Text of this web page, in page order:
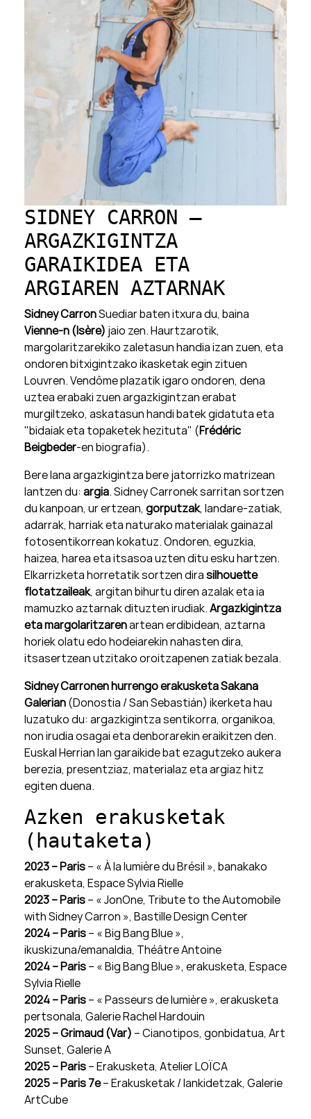
SIDNEY CARRON –
ARGAZKIGINTZA
GARAIKIDEA ETA
ARGIAREN AZTARNAK
Sidney CarronSuediar baten itxura du, baina
Vienne-n (Isère) jaio zen. Haurtzarotik,
margolaritzarekiko zaletasun handia izan zuen, eta
ondoren bitxigintzako ikasketak egin zituen
Louvren. Vendôme plazatik igaro ondoren, dena
uztea erabaki zuen argazkigintzan erabat
murgiltzeko, askatasun handi batek gidatuta eta
"bidaiak eta topaketek hezituta" (Frédéric
Beigbeder-en biografia).
Bere lana argazkigintza bere jatorrizko matrizean
lantzen du: argia. Sidney Carronek sarritan sortzen
du kanpoan, ur ertzean, gorputzak, landare-zatiak,
adarrak, harriak eta naturako materialak gainazal
fotosentikorrean kokatuz. Ondoren, eguzkia,
haizea, harea eta itsasoa uzten ditu esku hartzen.
Elkarrizketa horretatik sortzen dirasilhouette
flotatzaileak, argitan bihurtu diren azalak eta ia
mamuzko aztarnak dituzten irudiak.Argazkigintza
eta margolaritzarenartean erdibidean, aztarna
horiek olatu edo hodeiarekin nahasten dira,
itsasertzean utzitako oroitzapenen zatiak bezala.
Sidney Carronen hurrengo erakusketa Sakana
Galerian(Donostia / San Sebastián) ikerketa hau
luzatuko du: argazkigintza sentikorra, organikoa,
non irudia osagai eta denborarekin eraikitzen den.
Euskal Herrian lan garaikide bat ezagutzeko aukera
berezia, presentziaz, materialaz eta argiaz hitz
egiten duena.
Azken erakusketak
(hautaketa)
2023 – Paris– « À la lumière du Brésil », banakako
erakusketa, Espace Sylvia Rielle
2023 – Paris– « JonOne, Tribute to the Automobile
with Sidney Carron », Bastille Design Center
2024 – Paris– « Big Bang Blue »,
ikuskizuna/emanaldia, Théâtre Antoine
2024 – Paris– « Big Bang Blue », erakusketa, Espace
Sylvia Rielle
2024 – Paris– « Passeurs de lumière », erakusketa
pertsonala, Galerie Rachel Hardouin
2025 – Grimaud (Var) – Cianotipos, gonbidatua, Art
Sunset, Galerie A
2025 – Paris– Erakusketa, Atelier LOÏCA
2025 – Paris 7e– Erakusketak / lankidetzak, Galerie
ArtCube